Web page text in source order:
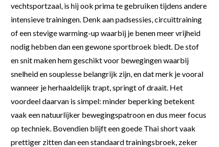
vechtsportzaal, is hij ook prima te gebruiken tijdens andere
intensieve trainingen. Denk aan padsessies, circuittraining
of een stevige warming-up waarbij je benen meer vrijheid
nodig hebben dan een gewone sportbroek biedt. De stof
en snit maken hem geschikt voor bewegingen waarbij
snelheid en souplesse belangrijk zijn, en dat merk je vooral
wanneer je herhaaldelijk trapt, springt of draait. Het
voordeel daarvan is simpel: minder beperking betekent
vaak een natuurlijker bewegingspatroon en dus meer focus
op techniek. Bovendien blijft een goede Thai short vaak
prettiger zitten dan een standaard trainingsbroek, zeker